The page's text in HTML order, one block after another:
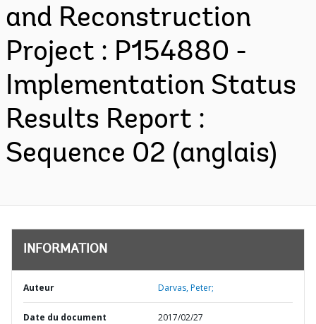
and Reconstruction
Project : P154880 -
Implementation Status
Results Report :
Sequence 02 (anglais)
INFORMATION
Auteur Darvas, Peter;
Date du document 2017/02/27